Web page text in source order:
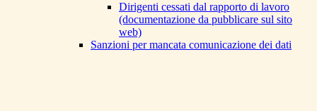
Dirigenti cessati dal rapporto di lavoro
(documentazione da pubblicare sul sito
web)
Sanzioni per mancata comunicazione dei dati